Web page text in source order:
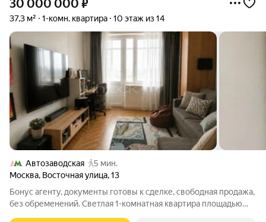
30 000 000 ₽
37,3 м² 1-комн. квартира 10 этаж из 14
Автозаводская
5 мин.
Москва, Восточная улица,13
Бонус агенту, документы готовы к сделке, свободная продажа,
без обременений. Светлая 1-комнатная квартира площадью